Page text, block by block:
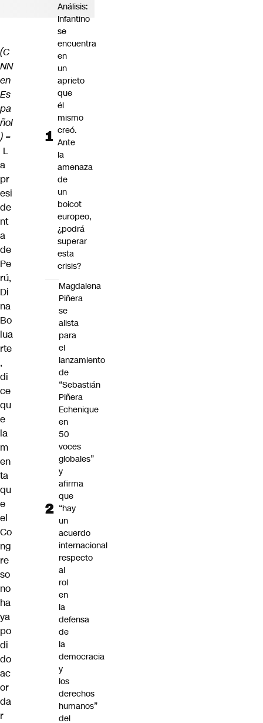
(C
NN
en
Es
pa
ñol
) –
L
a
pr
esi
de
nt
a
de
Pe
rú,
Di
na
Bo
lua
rte
,
di
ce
qu
e
la
m
en
ta
qu
e
el
Co
ng
re
so
no
ha
ya
po
di
do
ac
or
da
r
Análisis:
Infantino
se
encuentra
en
un
aprieto
que
él
mismo
creó.
Ante
la
amenaza
de
un
boicot
europeo,
¿podrá
superar
esta
crisis?
Magdalena
Piñera
se
alista
para
el
lanzamiento
de
“Sebastián
Piñera
Echenique
en
50
voces
globales”
y
afirma
que
“hay
un
acuerdo
internacional
respecto
al
rol
en
la
defensa
de
la
democracia
y
los
derechos
humanos”
del